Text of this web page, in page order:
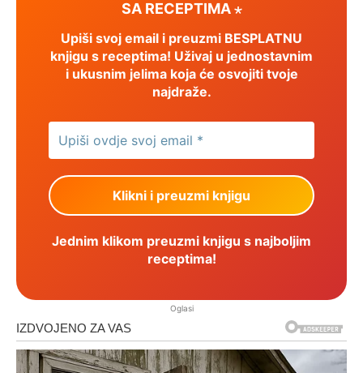
SA RECEPTIMA ⋆
Upiši svoj email i preuzmi BESPLATNU
knjigu s receptima! Uživaj u jednostavnim
i ukusnim jelima koja će osvojiti tvoje
najdraže.
Jednim klikom preuzmi knjigu s najboljim
receptima!
Oglasi